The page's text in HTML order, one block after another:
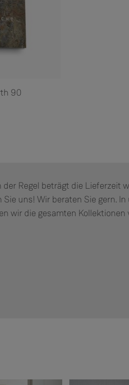
90
Regel beträgt die Lieferzeit
uns! Wir beraten Sie gern.
wir die gesamten